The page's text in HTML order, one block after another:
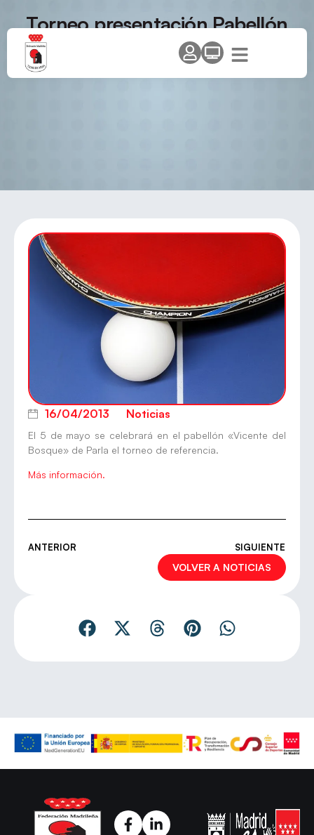
Torneo presentación Pabellón
«Vicente del Bosque»
16/04/2013 Noticias
El 5 de mayo se celebrará en el pabellón «Vicente del
Bosque» de Parla el torneo de referencia.
Más información.
ANTERIOR SIGUIENTE
VOLVER A NOTICIAS